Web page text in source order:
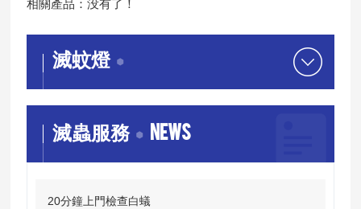
相關產品：没有了！
滅蚊燈
滅蟲服務 NEWS
20分鐘上門檢查白蟻